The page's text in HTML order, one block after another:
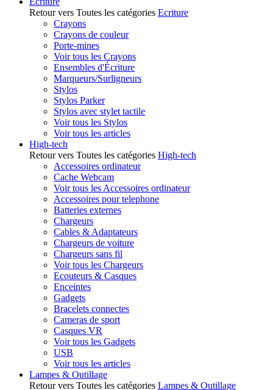
Retour vers Toutes les catégories Ecriture
Crayons
Crayons de couleur
Porte-mines
Voir tous les Crayons
Ensembles d'Écriture
Marqueurs/Surligneurs
Stylos
Stylos Parker
Stylos avec stylet tactile
Voir tous les Stylos
Voir tous les articles
High-tech
Retour vers Toutes les catégories High-tech
Accessoires ordinateur
Cache Webcam
Voir tous les Accessoires ordinateur
Accessoires pour telephone
Batteries externes
Chargeurs
Cables & Adaptateurs
Chargeurs de voiture
Chargeurs sans fil
Voir tous les Chargeurs
Ecouteurs & Casques
Enceintes
Gadgets
Bracelets connectes
Cameras de sport
Casques VR
Voir tous les Gadgets
USB
Voir tous les articles
Lampes & Outillage
Retour vers Toutes les catégories Lampes & Outillage